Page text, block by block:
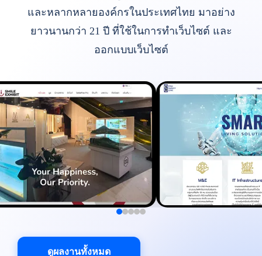
และหลากหลายองค์กรในประเทศไทย มาอย่าง
ยาวนานกว่า 21 ปี ที่ใช้ในการทำเว็บไซต์ และ
ออกแบบเว็บไซต์
ดูผลงานทั้งหมด